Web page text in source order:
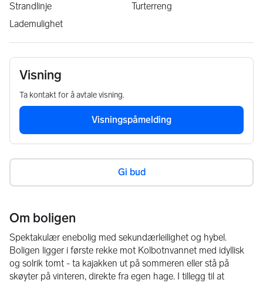
Strandlinje
Turterreng
Lademulighet
Visning
Ta kontakt for å avtale visning.
Visningspåmelding
Gi bud
Om boligen
Spektakulær enebolig med sekundærleilighet og hybel.
Boligen ligger i første rekke mot Kolbotnvannet med idyllisk
og solrik tomt - ta kajakken ut på sommeren eller stå på
skøyter på vinteren, direkte fra egen hage. I tillegg til at